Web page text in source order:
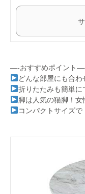
—-おすすめポイント
どんな部屋にも合
折りたたみも簡単に
脚は人気の猫脚！
コンパクトサイズ